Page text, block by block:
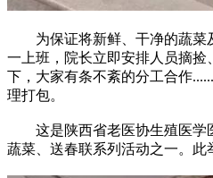
为保证将新鲜、干净的蔬菜
一上班，院长立即安排人员摘
下，大家有条不紊的分工合作
理打包。
这是陕西省老医协生殖医学
蔬菜、送春联系列活动之一。此